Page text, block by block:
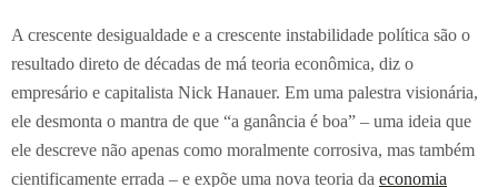
A crescente desigualdade e a crescente instabilidade política são o
resultado direto de décadas de má teoria econômica, diz o
empresário e capitalista Nick Hanauer. Em uma palestra visionária,
ele desmonta o mantra de que “a ganância é boa” – uma ideia que
ele descreve não apenas como moralmente corrosiva, mas também
cientificamente errada – e expõe uma nova teoria da economia